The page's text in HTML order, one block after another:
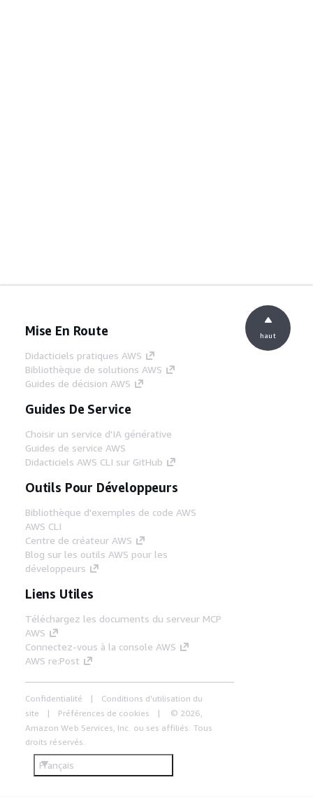
Mise En Route
Didacticiels pratiques AWS
Bibliothèque de solutions AWS
Guides de décision AWS
Guides De Service
Choisir un service d'IA générative
Guides de service AWS
Didacticiels AWS CLI sur GitHub
Outils Pour Développeurs
Bibliothèque d'exemples de code AWS
AWS CLI
Centre de créateur AWS
Blog sur les outils AWS pour les
développeurs
Liens Utiles
Téléchargez les documents du serveur MCP
AWS
Connectez-vous à la console AWS
AWS re:Post
Confidentialité
Conditions d'utilisation du
site
Préférences de cookies
© 2026,
Amazon Web Services, Inc. ou ses affiliés. Tous
droits réservés.
Français
haut